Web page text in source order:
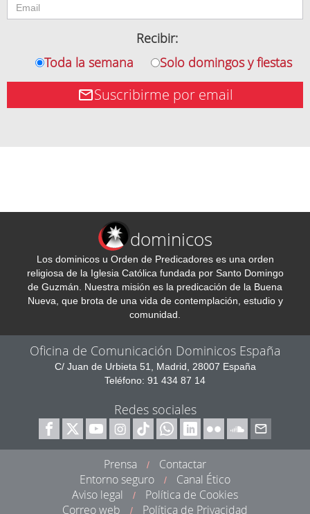
Recibir:
Toda la semana
Solo domingos y fiestas
Suscribirme por email
dominicos
Los dominicos u Orden de Predicadores es una orden
religiosa de la Iglesia Católica fundada por Santo Domingo
de Guzmán. Nuestra misión es la predicación de la Buena
Nueva, que brota de una vida de contemplación, estudio y
comunidad.
Oficina de Comunicación Dominicos España
C/ Juan de Urbieta 51, Madrid, 28007 España
Teléfono: 91 434 87 14
Redes sociales
Prensa /
Contactar
Entorno seguro
/
Canal Ético
Aviso legal
/
Política de Cookies
Correo web
/ Política de Privacidad